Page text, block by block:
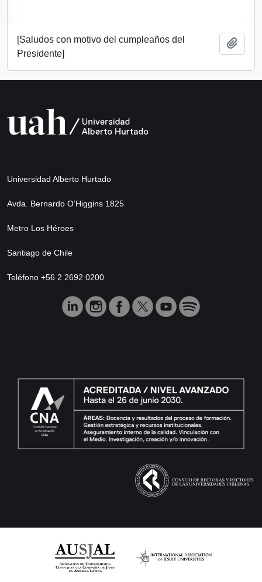
[Saludos con motivo del cumpleaños del
Presidente]
Universidad Alberto Hurtado
Avda. Bernardo O’Higgins 1825
Metro Los Héroes
Santiago de Chile
Teléfono +56 2 2692 0200